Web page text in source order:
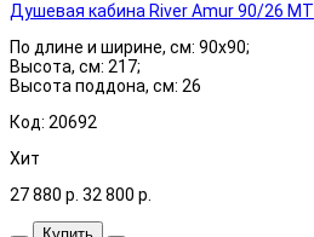
Душевая кабина River Amur 90/26 МТ
По длине и ширине, см: 90x90;
Высота, см: 217;
Высота поддона, см: 26
Код: 20692
Хит
27 880 р. 32 800 р.
Купить